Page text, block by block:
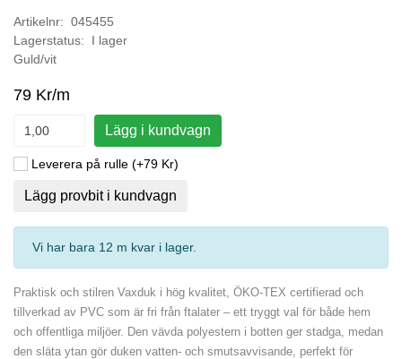
Artikelnr: 045455
Lagerstatus: I lager
Guld/vit
79 Kr/m
Lägg i kundvagn
Leverera på rulle (+79 Kr)
Lägg provbit i kundvagn
Vi har bara 12 m kvar i lager.
Praktisk och stilren Vaxduk i hög kvalitet, ÖKO-TEX certifierad och
tillverkad av PVC som är fri från ftalater – ett tryggt val för både hem
och offentliga miljöer. Den vävda polyestern i botten ger stadga, medan
den släta ytan gör duken vatten- och smutsavvisande, perfekt för